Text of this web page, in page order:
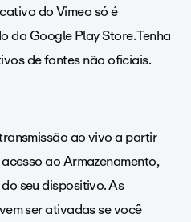
do Vimeo só é
Google Play Store. Tenha
de fontes não oficiais.
ao vivo a partir
ao Armazenamento,
seu dispositivo. As
ser ativadas se você